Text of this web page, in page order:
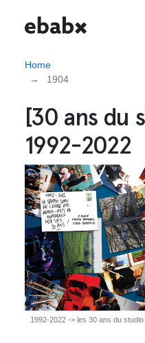
Home
1904
[30 ans du
1992-2022
1992-2022 -> les 30 ans du studio